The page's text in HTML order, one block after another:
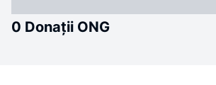
0 Donații ONG